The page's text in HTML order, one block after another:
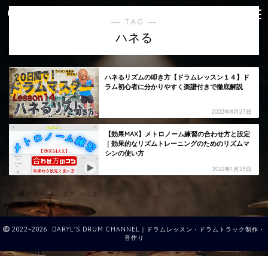
― TAG ―
ハネる
ハネるリズムの叩き方【ドラムレッスン１４】ド
ラム初心者に分かりやすく楽譜付きで徹底解説
2022年8月27日
【効果MAX】メトロノーム練習の合わせ方と設定
｜効果的なリズムトレーニングのためのリズムマ
シンの使い方
2022年1月25日
HOME タグ : ハネる
2022–2026 DARYL'S DRUM CHANNEL｜ドラムレッスン・ドラムトラック制作・
音作り